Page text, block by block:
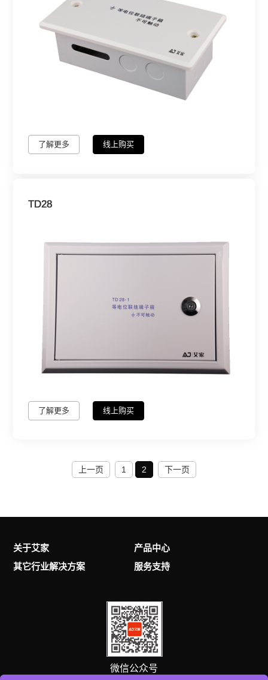
了解更多 线上购买
TD28
了解更多 线上购买
上一页 1 2 下一页
关于艾家
产品中心
其它行业解决方案
服务支持
微信公众号